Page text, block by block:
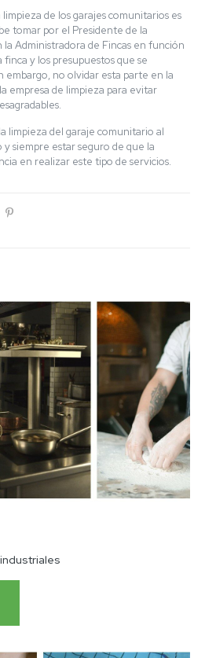
de los garajes comunitarios es
tomar por el Presidente de la
Administradora de Fincas en función
finca y los presupuestos que se
embargo, no olvidar esta parte en la
empresa de limpieza para evitar
limpieza del garaje comunitario al
y siempre estar seguro de que la
en realizar este tipo de servicios.